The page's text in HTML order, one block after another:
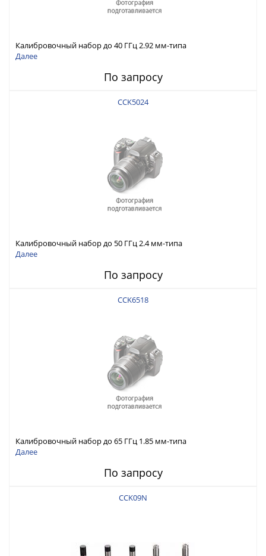
Калибровочный набор до 40 ГГц 2.92 мм-типа
Далее
По запросу
CCK5024
Калибровочный набор до 50 ГГц 2.4 мм-типа
Далее
По запросу
CCK6518
Калибровочный набор до 65 ГГц 1.85 мм-типа
Далее
По запросу
CCK09N